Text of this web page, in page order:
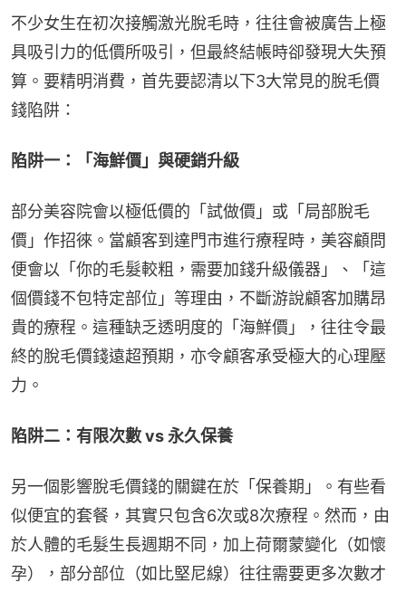
不少女生在初次接觸激光脫毛時，往往會被廣告上極
具吸引力的低價所吸引，但最終結帳時卻發現大失預
算。要精明消費，首先要認清以下3大常見的脫毛價
錢陷阱：
陷阱一：「海鮮價」與硬銷升級
部分美容院會以極低價的「試做價」或「局部脫毛
價」作招徠。當顧客到達門市進行療程時，美容顧問
便會以「你的毛髮較粗，需要加錢升級儀器」、「這
個價錢不包特定部位」等理由，不斷游說顧客加購昂
貴的療程。這種缺乏透明度的「海鮮價」，往往令最
終的脫毛價錢遠超預期，亦令顧客承受極大的心理壓
力。
陷阱二：有限次數 vs 永久保養
另一個影響脫毛價錢的關鍵在於「保養期」。有些看
似便宜的套餐，其實只包含6次或8次療程。然而，由
於人體的毛髮生長週期不同，加上荷爾蒙變化（如懷
孕），部分部位（如比堅尼線）往往需要更多次數才